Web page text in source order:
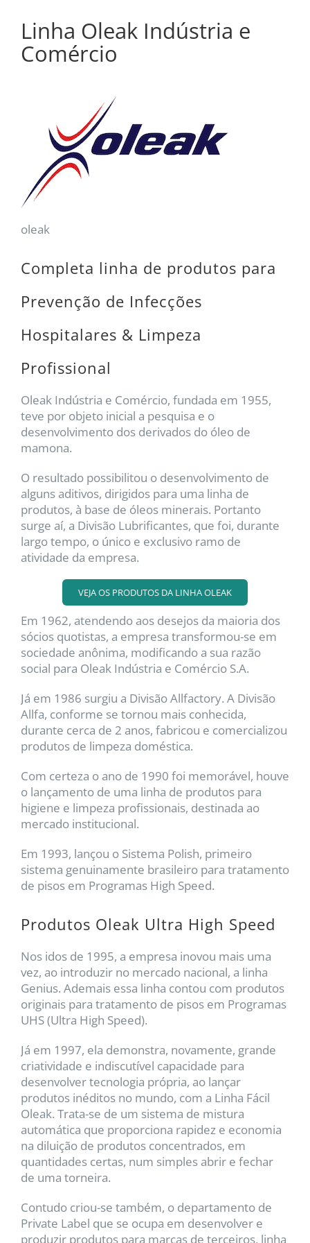
Linha Oleak Indústria e
Comércio
oleak
Completa linha de produtos para
Prevenção de Infecções
Hospitalares & Limpeza
Profissional
Oleak Indústria e Comércio, fundada em 1955,
teve por objeto inicial a pesquisa e o
desenvolvimento dos derivados do óleo de
mamona.
O resultado possibilitou o desenvolvimento de
alguns aditivos, dirigidos para uma linha de
produtos, à base de óleos minerais. Portanto
surge aí, a Divisão Lubrificantes, que foi, durante
largo tempo, o único e exclusivo ramo de
atividade da empresa.
VEJA OS PRODUTOS DA LINHA OLEAK
Em 1962, atendendo aos desejos da maioria dos
sócios quotistas, a empresa transformou-se em
sociedade anônima, modificando a sua razão
social para Oleak Indústria e Comércio S.A.
Já em 1986 surgiu a Divisão Allfactory. A Divisão
Allfa, conforme se tornou mais conhecida,
durante cerca de 2 anos, fabricou e comercializou
produtos de limpeza doméstica.
Com certeza o ano de 1990 foi memorável, houve
o lançamento de uma linha de produtos para
higiene e limpeza profissionais, destinada ao
mercado institucional.
Em 1993, lançou o Sistema Polish, primeiro
sistema genuinamente brasileiro para tratamento
de pisos em Programas High Speed.
Produtos Oleak Ultra High Speed
Nos idos de 1995, a empresa inovou mais uma
vez, ao introduzir no mercado nacional, a linha
Genius. Ademais essa linha contou com produtos
originais para tratamento de pisos em Programas
UHS (Ultra High Speed).
Já em 1997, ela demonstra, novamente, grande
criatividade e indiscutível capacidade para
desenvolver tecnologia própria, ao lançar
produtos inéditos no mundo, com a Linha Fácil
Oleak. Trata-se de um sistema de mistura
automática que proporciona rapidez e economia
na diluição de produtos concentrados, em
quantidades certas, num simples abrir e fechar
de uma torneira.
Contudo criou-se também, o departamento de
Private Label que se ocupa em desenvolver e
produzir produtos para marcas de terceiros, linha